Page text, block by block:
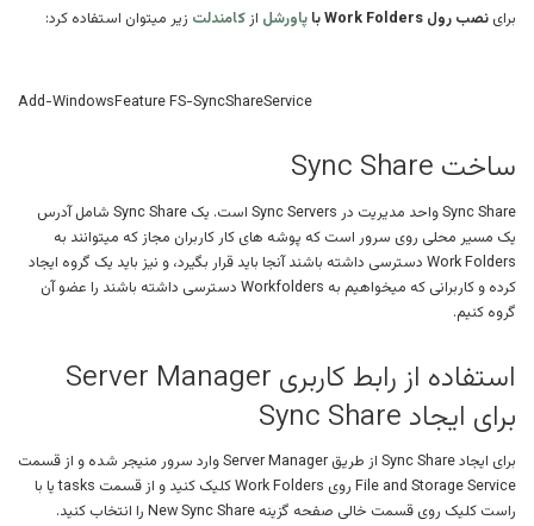
برای نصب رول Work Folders با پاورشل ازکامندلت زیر میتوان استفاده کرد:
Add-WindowsFeature FS-SyncShareService
ساخت Sync Share
Sync Share واحد مدیریت در Sync Servers است. یک Sync Share شامل آدرس
یک مسیر محلی روی سرور است که پوشه های کار کاربران مجاز که میتوانند به
Work Folders دسترسی داشته باشند آنجا باید قرار بگیرد، و نیز باید یک گروه ایجاد
کرده و کاربرانی که میخواهیم به Workfolders دسترسی داشته باشند را عضو آن
گروه کنیم.
استفاده از رابط کاربری Server Manager
برای ایجاد Sync Share
برای ایجاد Sync Share از طریق Server Manager وارد سرور منیجر شده و از قسمت
File and Storage Service روی Work Folders کلیک کنید و از قسمت tasks یا با
راست کلیک روی قسمت خالی صفحه گزینه New Sync Share را انتخاب کنید.